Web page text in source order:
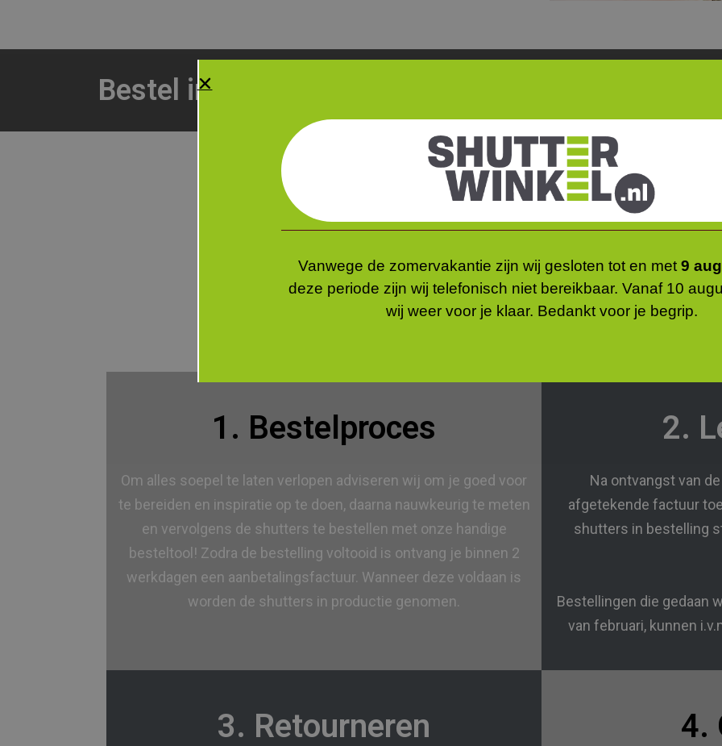
Bestel in enkele stappen jouw shutters
1. Bestelproces
Om alles soepel te laten verlopen adviseren wij om je goed voor
te bereiden en inspiratie op te doen, daarna nauwkeurig te meten
en vervolgens de shutters te bestellen met onze handige
besteltool! Zodra de bestelling voltooid is ontvang je binnen 2
werkdagen een aanbetalingsfactuur. Wanneer deze voldaan is
worden de shutters in productie genomen.
2.
Na ontvangst van
afgetekende factuur
shutters in bestelling
Bestellingen die gedaan
van februari, kunnen
3. Retourneren 4.
Vanwege de zomervakantie zijn wij gesloten tot en met 9
deze periode zijn wij telefonisch niet bereikbaar. Vanaf 10
wij weer voor je klaar. Bedankt voor je begrip.